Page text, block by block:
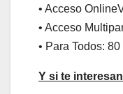
• Acceso
• Acceso
• Para Todos:
Y si te